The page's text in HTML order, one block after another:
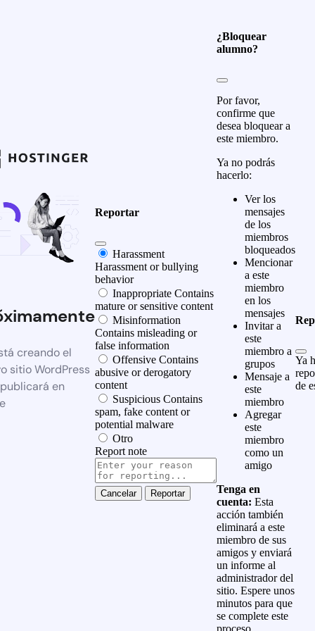
creando el
sitio WordPress
en
Reportar
Harassment
Harassment or bullying
behavior
Inappropriate Contains
mature or sensitive content
Misinformation
Contains misleading or
false information
Offensive Contains
abusive or derogatory
content
Suspicious Contains
spam, fake content or
potential malware
Otro
Report note
Reportar
¿Bloquear
alumno?
Por favor,
confirme que
desea bloquear a
este miembro.
Ya no podrás
hacerlo:
Ver los
mensajes
de los
miembros
bloqueados
Mencionar
a este
miembro
en los
mensajes
Invitar a
este
miembro a
grupos
Mensaje a
este
miembro
Agregar
este
miembro
como un
amigo
Tenga en
cuenta: Esta
acción también
eliminará a este
miembro de sus
amigos y enviará
un informe al
administrador del
sitio. Espere unos
minutos para que
se complete este
Ya
de